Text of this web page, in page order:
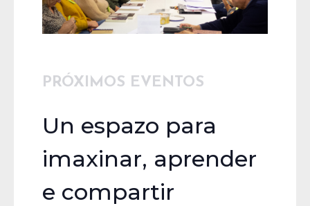
PRÓXIMOS EVENTOS
Un espazo para
imaxinar, aprender
e compartir